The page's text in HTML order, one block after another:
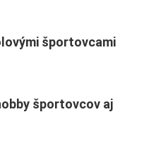
športovcami
športovcov aj